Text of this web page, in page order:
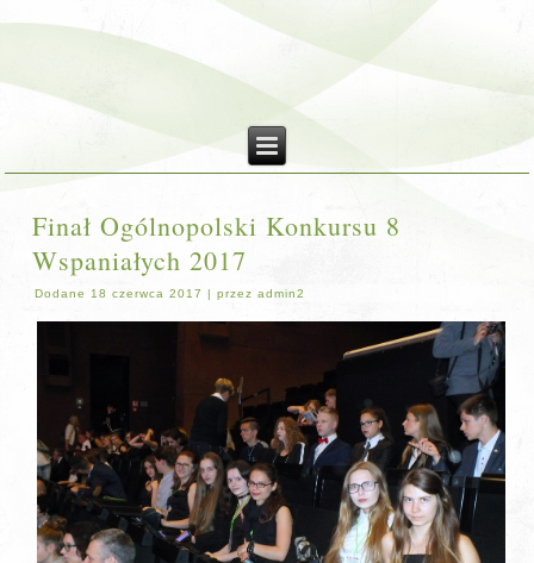
Finał Ogólnopolski Konkursu 8
Wspaniałych 2017
Dodane 18 czerwca 2017 |przez admin2